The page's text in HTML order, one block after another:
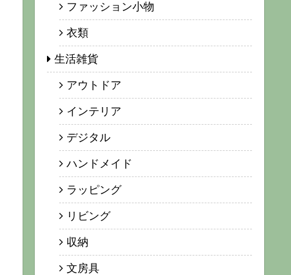
ファッション小物
衣類
生活雑貨
アウトドア
インテリア
デジタル
ハンドメイド
ラッピング
リビング
収納
文房具